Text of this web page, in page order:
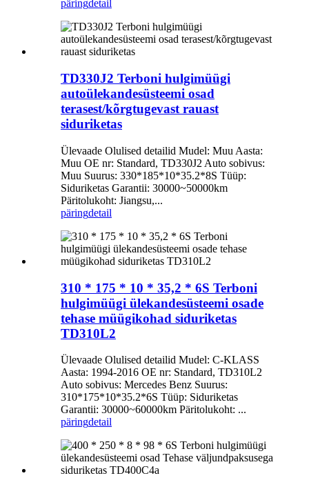
päringdetail
TD330J2 Terboni hulgimüügi
autoülekandesüsteemi osad
terasest/kõrgtugevast rauast
siduriketas
Ülevaade Olulised detailid Mudel: Muu Aasta:
Muu OE nr: Standard, TD330J2 Auto sobivus:
Muu Suurus: 330*185*10*35.2*8S Tüüp:
Siduriketas Garantii: 30000~50000km
Päritolukoht: Jiangsu,...
päringdetail
310 * 175 * 10 * 35,2 * 6S Terboni
hulgimüügi ülekandesüsteemi osade
tehase müügikohad siduriketas
TD310L2
Ülevaade Olulised detailid Mudel: C-KLASS
Aasta: 1994-2016 OE nr: Standard, TD310L2
Auto sobivus: Mercedes Benz Suurus:
310*175*10*35.2*6S Tüüp: Siduriketas
Garantii: 30000~60000km Päritolukoht: ...
päringdetail